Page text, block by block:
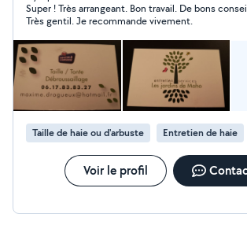
Super ! Très arrangeant. Bon travail. De bons
Très gentil. Je recommande vivement.
Taille de haie ou d'arbuste Entretien de haie
Voir le profil